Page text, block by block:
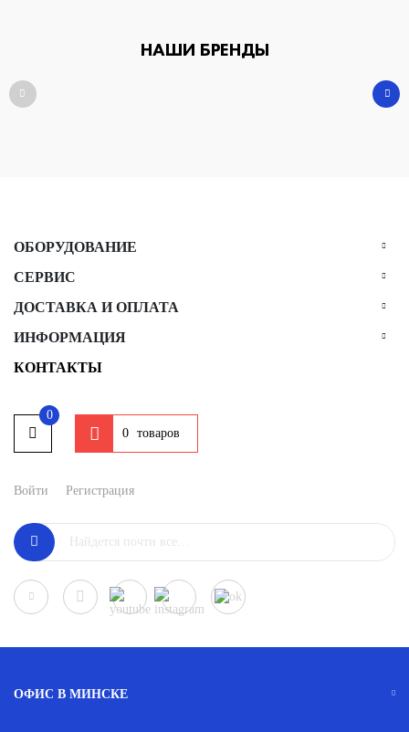
НАШИ БРЕНДЫ
ОБОРУДОВАНИЕ
СЕРВИС
ДОСТАВКА И ОПЛАТА
ИНФОРМАЦИЯ
КОНТАКТЫ
0
0 товаров
Войти Регистрация
ОФИС В МИНСКЕ